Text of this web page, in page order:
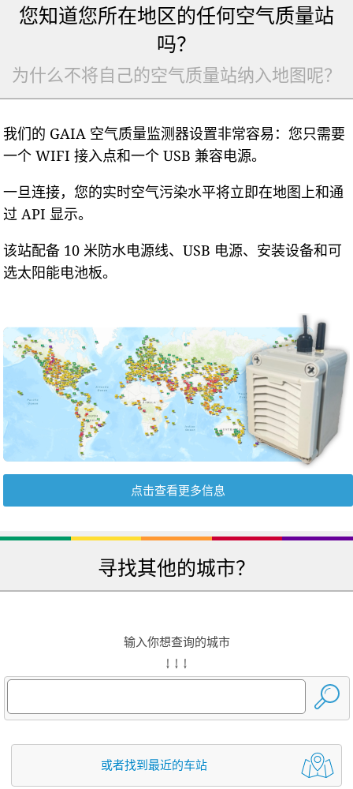
您知道您所在地区的任何空气质量站
吗？
为什么不将自己的空气质量站纳入地图呢？
我们的 GAIA 空气质量监测器设置非常容易：您只需要
一个 WIFI 接入点和一个 USB 兼容电源。
一旦连接，您的实时空气污染水平将立即在地图上和通
过 API 显示。
该站配备 10 米防水电源线、USB 电源、安装设备和可
选太阳能电池板。
点击查看更多信息
寻找其他的城市？
输入你想查询的城市
↓ ↓ ↓
或者找到最近的车站